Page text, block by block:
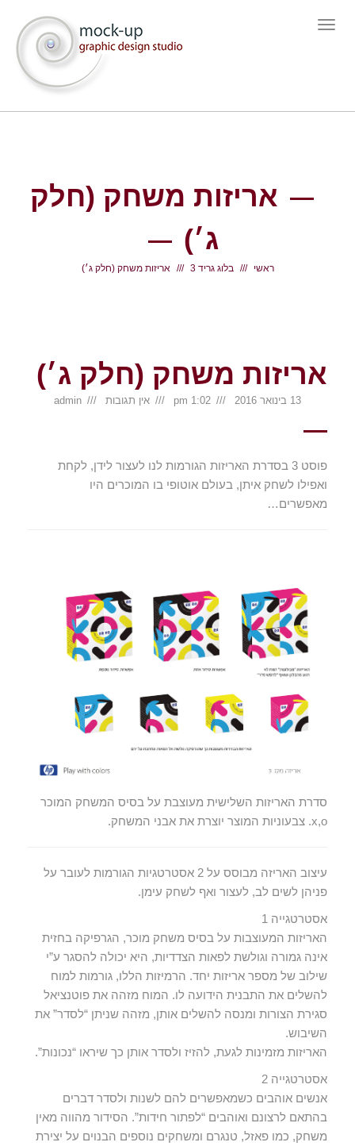
תפריט
אריזות משחק (חלק
ג׳)
ראשי בלוג גריד 3 אריזות משחק (חלק ג׳)
אריזות משחק (חלק ג׳)
13 בינואר 2016 1:02 pm אין תגובות admin
פוסט 3 בסדרת האריזות הגורמות לנו לעצור לידן, לקחת
ואפילו לשחק איתן, בעולם אוטופי בו המוכרים היו
מאפשרים…
סדרת האריזות השלישית מעוצבת על בסיס המשחק המוכר
x,o. צבעוניות המוצר יוצרת את אבני המשחק.
עיצוב האריזה מבוסס על 2 אסטרטגיות הגורמות לעובר על
פניהן לשים לב, לעצור ואף לשחק עימן.
אסטרטגייה 1
האריזות המעוצבות על בסיס משחק מוכר, הגרפיקה בחזית
אינה גמורה וגולשת לפאות הצדדיות, היא יכולה להסגר ע”י
שילוב של מספר אריזות יחד. הרמיזות הללו, גורמות למוח
להשלים את התבנית הידועה לו. המוח מזהה את פוטנציאל
סגירת הצורות ומנסה להשלים אותן, מזהה שניתן “לסדר” את
השיבוש.
האריזות מזמינות לגעת, להזיז ולסדר אותן כך שיראו “נכונות”.
אסטרטגייה 2
אנשים אוהבים כשמאפשרים להם לשנות ולסדר דברים
בהתאם לרצונם ואוהבים “לפתור חידות”. הסידור מהווה מאין
משחק, כמו פאזל, טנגרם ומשחקים נוספים הבנוים על יצירת